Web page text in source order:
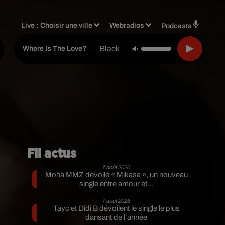
Live :Choisir une ville Webradios Podcasts
Where Is The Love? - Black Eyed Peas
Fil actus
7 août 2026
Moha MMZ dévoile « Mikasa », un nouveau
single entre amour et...
7 août 2026
Tayc et Didi B dévoilent le single le plus
dansant de l’année